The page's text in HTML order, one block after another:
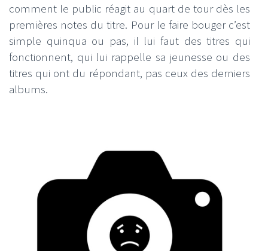
comment le public réagit au quart de tour dès les
premières notes du titre. Pour le faire bouger c’est
simple quinqua ou pas, il lui faut des titres qui
fonctionnent, qui lui rappelle sa jeunesse ou des
titres qui ont du répondant, pas ceux des derniers
albums.